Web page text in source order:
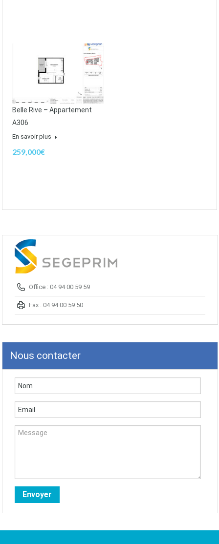
Belle Rive – Appartement
A306
En savoir plus
259,000€
Office : 04 94 00 59 59
Fax : 04 94 00 59 50
Nous contacter